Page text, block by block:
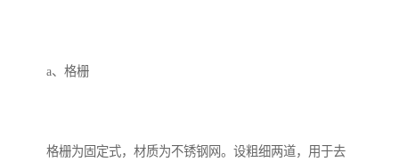
a、格栅
格栅为固定式，材质为不锈钢网。设粗细两道，用于去
豆制品污水